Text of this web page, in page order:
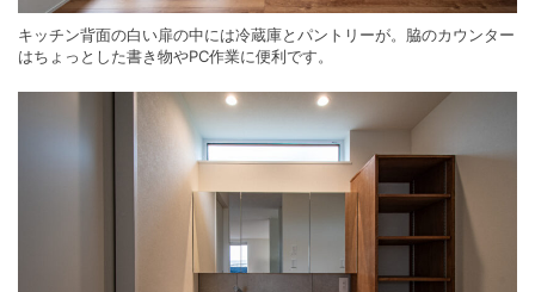
キッチン背面の白い扉の中には冷蔵庫とパントリーが。脇のカウンター
はちょっとした書き物やPC作業に便利です。